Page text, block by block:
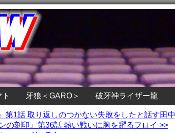
牙狼＜GARO＞ 破牙神ライザー龍
第1話 取り返しのつかない失敗をしたと話す田中
の刻印』第36話 熱い戦いに胸を躍るフロイ >>